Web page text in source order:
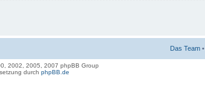
Das Team •
2002, 2005, 2007 phpBB Group
durch phpBB.de